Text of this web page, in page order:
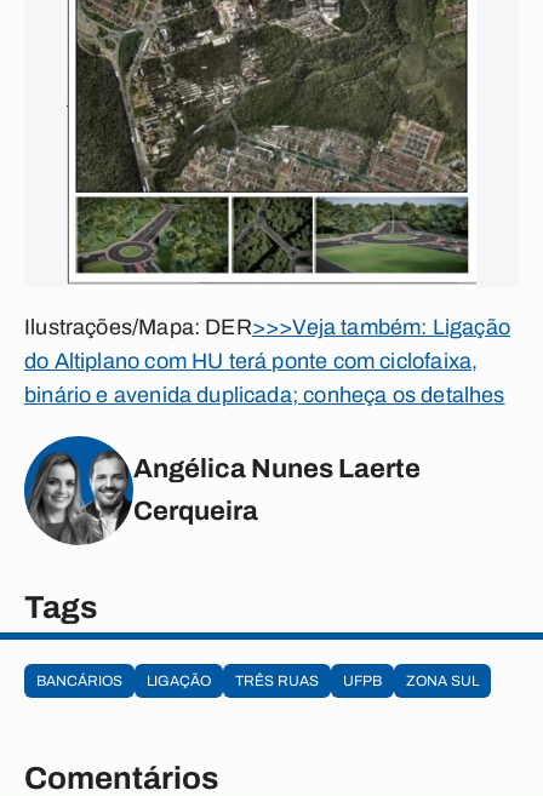
Ilustrações/Mapa: DER>>>Veja também: Ligação
do Altiplano com HU terá ponte com ciclofaixa,
binário e avenida duplicada; conheça os detalhes
Angélica Nunes Laerte
Cerqueira
Tags
BANCÁRIOS LIGAÇÃO TRÊS RUAS UFPB ZONA SUL
Comentários